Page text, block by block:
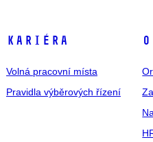
Kariéra
Volná pracovní místa
Pravidla výběrových řízení